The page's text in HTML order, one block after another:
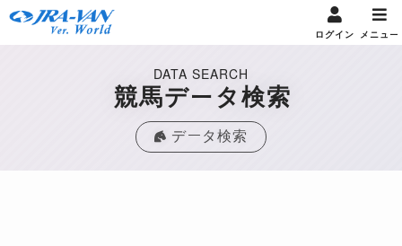
ログイン メニュー
DATA SEARCH
競馬データ検索
データ検索